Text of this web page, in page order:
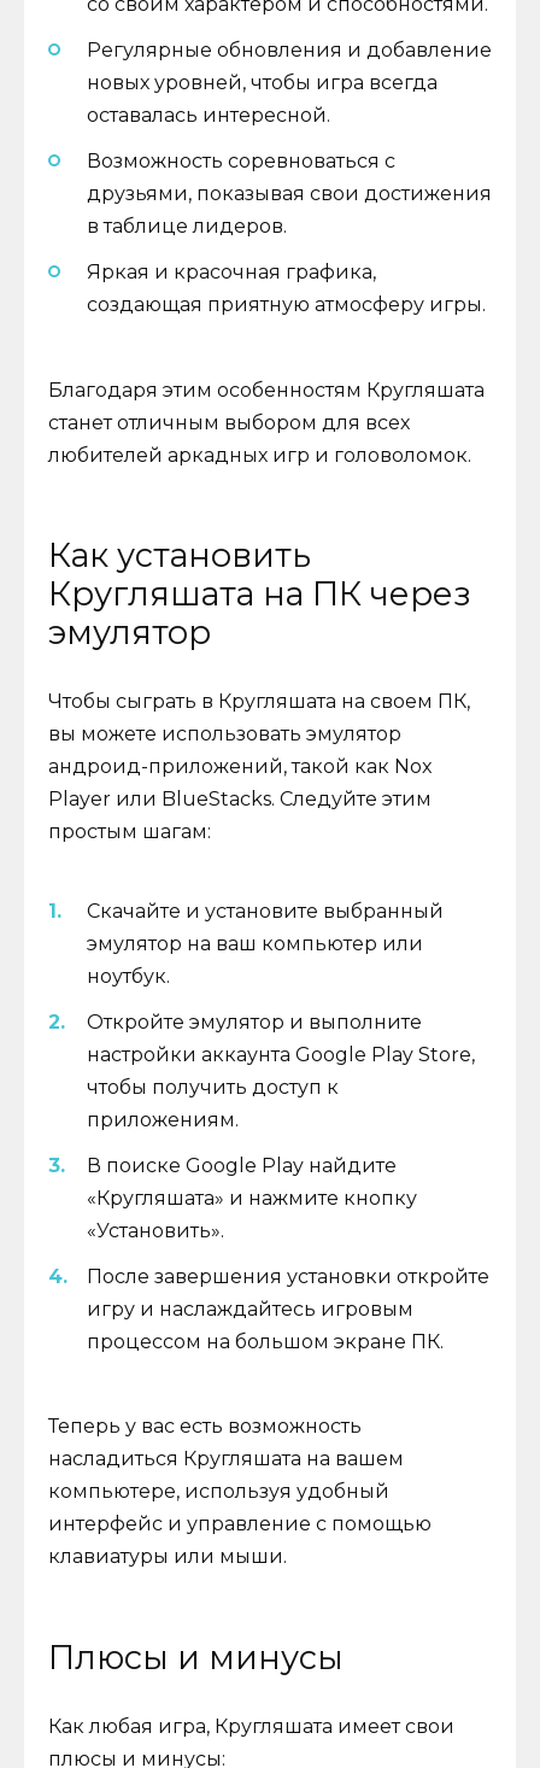
Регулярные обновления и добавление
новых уровней, чтобы игра всегда
оставалась интересной.
Возможность соревноваться с
друзьями, показывая свои достижения
в таблице лидеров.
Яркая и красочная графика,
создающая приятную атмосферу игры.
Благодаря этим особенностям Кругляшата
станет отличным выбором для всех
любителей аркадных игр и головоломок.
Как установить
Кругляшата на ПК через
эмулятор
Чтобы сыграть в Кругляшата на своем ПК,
вы можете использовать эмулятор
андроид-приложений, такой как Nox
Player или BlueStacks. Следуйте этим
простым шагам:
Скачайте и установите выбранный
эмулятор на ваш компьютер или
ноутбук.
Откройте эмулятор и выполните
настройки аккаунта Google Play Store,
чтобы получить доступ к
приложениям.
В поиске Google Play найдите
«Кругляшата» и нажмите кнопку
«Установить».
После завершения установки откройте
игру и наслаждайтесь игровым
процессом на большом экране ПК.
Теперь у вас есть возможность
насладиться Кругляшата на вашем
компьютере, используя удобный
интерфейс и управление с помощью
клавиатуры или мыши.
Плюсы и минусы
Как любая игра, Кругляшата имеет свои
плюсы и минусы: